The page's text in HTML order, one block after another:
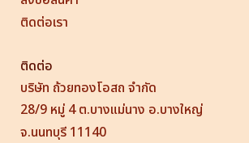
ติดต่อเรา
ติดต่อ
บริษัท ถ้วยทองโอสถ จำกัด
28/9 หมู่ 4 ต.บางแม่นาง อ.บางใหญ่
จ.นนทบุรี 11140